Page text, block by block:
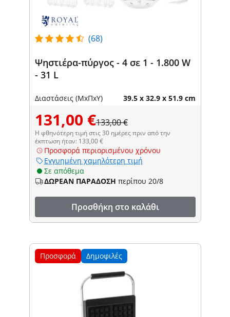
(68)
Ψηστιέρα-πύργος - 4 σε 1 - 1.800 W
- 31 L
Διαστάσεις (ΜxΠxΥ) 39.5 x 32.9 x 51.9 cm
131,00 €133,00 €
Η φθηνότερη τιμή στις 30 ημέρες πριν από την
έκπτωση ήταν: 133,00 €
Προσφορά περιορισμένου χρόνου
Εγγυημένη χαμηλότερη τιμή
Σε απόθεμα
ΔΩΡΕΑΝ ΠΑΡΑΔΟΣΗ περίπου 20/8
Προσθήκη στο καλάθι
Προσφορά Δημοφιλές